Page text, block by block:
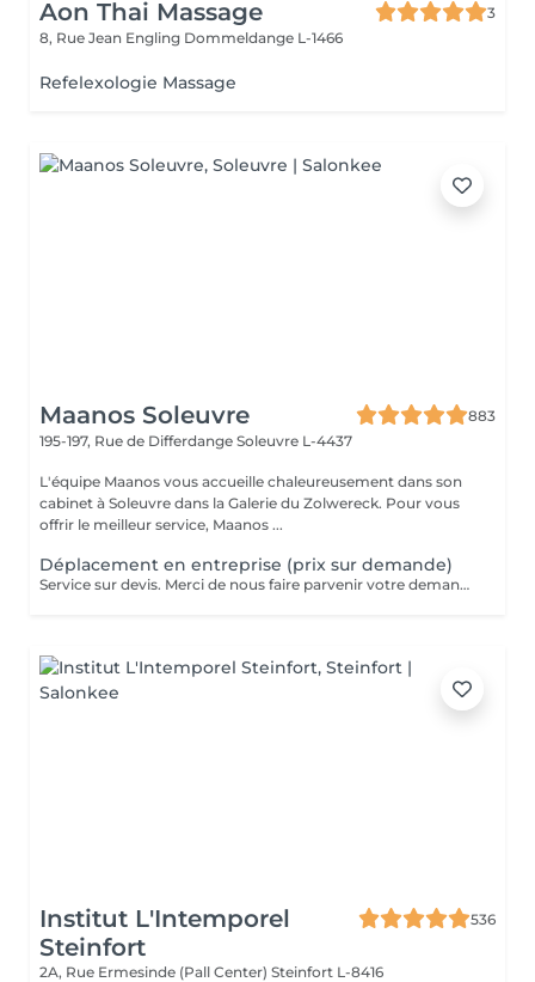
Aon Thai Massage
3
8, Rue Jean Engling Dommeldange L-1466
Refelexologie Massage
Maanos Soleuvre
883
195-197, Rue de Differdange Soleuvre L-4437
L'équipe Maanos vous accueille chaleureusement dans son
cabinet à Soleuvre dans la Galerie du Zolwereck. Pour vous
offrir le meilleur service, Maanos ...
Déplacement en entreprise (prix sur demande)
Service sur devis. Merci de nous faire parvenir votre demande à contact@maanos.com.
Institut L'Intemporel
Steinfort
536
2A, Rue Ermesinde (Pall Center) Steinfort L-8416